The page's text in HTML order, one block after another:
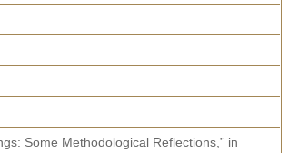
Some Methodological Reflections,” in